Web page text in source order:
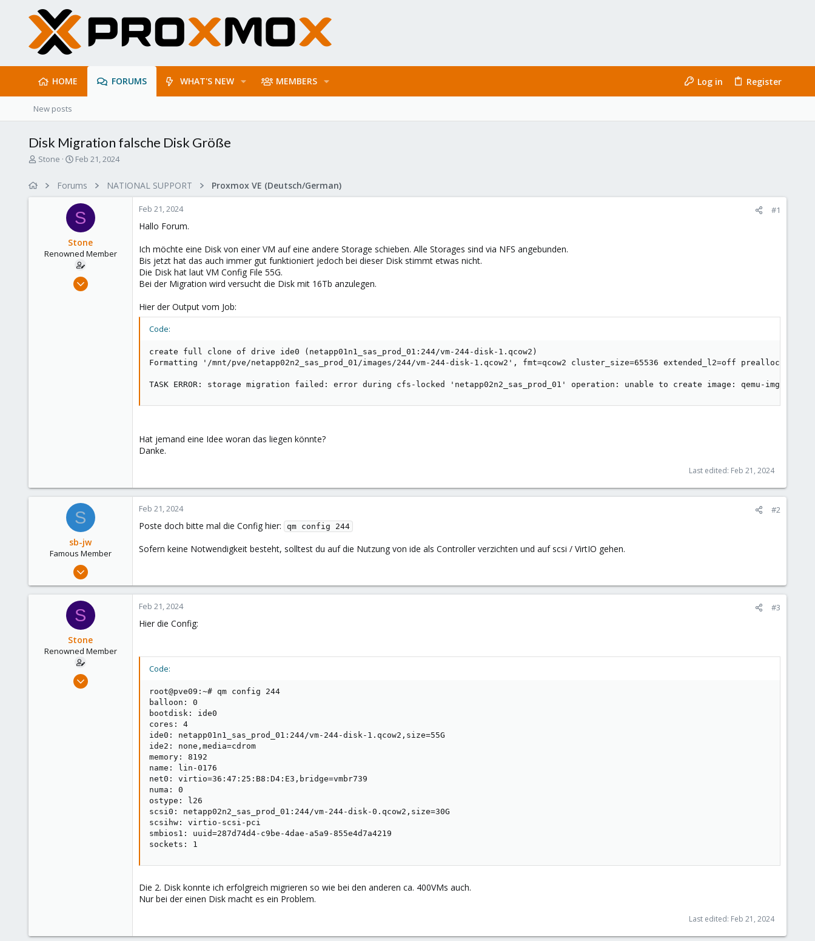
HOME FORUMS WHAT'S NEW MEMBERS Log in Register
New posts
Disk Migration falsche Disk Größe
T
Stone
S
r
t
d
a
t
e
Feb 21, 2024
Forums NATIONAL SUPPORT Proxmox VE (Deutsch/German)
S
Stone
Renowned Member
Nov 18, 2016
Feb 21, 2024 #1
Hallo Forum.
Ich möchte eine Disk von einer VM auf eine andere Storage schieben. Alle Storages sind via NFS angebunden.
Bis jetzt hat das auch immer gut funktioniert jedoch bei dieser Disk stimmt etwas nicht.
Die Disk hat laut VM Config File 55G.
Bei der Migration wird versucht die Disk mit 16Tb anzulegen.
Hier der Output vom Job:
Code:
create full clone of drive ide0 (netapp01n1_sas_prod_01:244/vm-244-disk-1.qcow2)
Formatting '/mnt/pve/netapp02n2_sas_prod_01/images/244/vm-244-disk-1.qcow2', fmt=qcow2 cluster_size=65536 extended_l2=off
TASK ERROR: storage migration failed: error during cfs-locked 'netapp02n2_sas_prod_01' operation: unable to create image: qemu-img:
Hat jemand eine Idee woran das liegen könnte?
Danke.
Last edited: Feb 21, 2024
S
sb-jw
Famous Member
Jan 23, 2018
302
Feb 21, 2024 #2
Poste doch bitte mal die Config hier: qm config 244
Sofern keine Notwendigkeit besteht, solltest du auf die Nutzung von ide als Controller verzichten und auf scsi / VirtIO gehen.
S
Stone
Renowned Member
Nov 18, 2016
Feb 21, 2024 #3
Hier die Config:
Code:
root@pve09:~# qm config 244
balloon: 0
bootdisk: ide0
cores: 4
ide0: netapp01n1_sas_prod_01:244/vm-244-disk-1.qcow2,size=55G
ide2: none,media=cdrom
memory: 8192
name: lin-0176
net0: virtio=36:47:25:B8:D4:E3,bridge=vmbr739
numa: 0
ostype: l26
scsi0: netapp02n2_sas_prod_01:244/vm-244-disk-0.qcow2,size=30G
scsihw: virtio-scsi-pci
smbios1: uuid=287d74d4-c9be-4dae-a5a9-855e4d7a4219
sockets: 1
Die 2. Disk konnte ich erfolgreich migrieren so wie bei den anderen ca. 400VMs auch.
Nur bei der einen Disk macht es ein Problem.
Last edited: Feb 21, 2024